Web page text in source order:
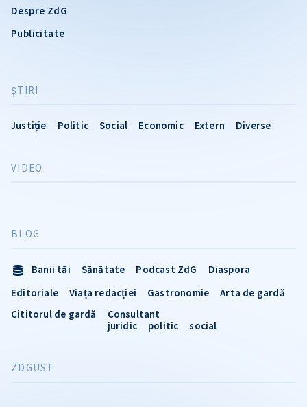
Despre ZdG
Publicitate
ŞTIRI
Justiție Politic Social Economic Extern Diverse
VIDEO
BLOG
Banii tăi Sănătate Podcast ZdG
Diaspora
Editoriale
Viața redacției Gastronomie
Arta de gardă
Cititorul de gardă
Consultant
juridic
politic social
ZDGUST